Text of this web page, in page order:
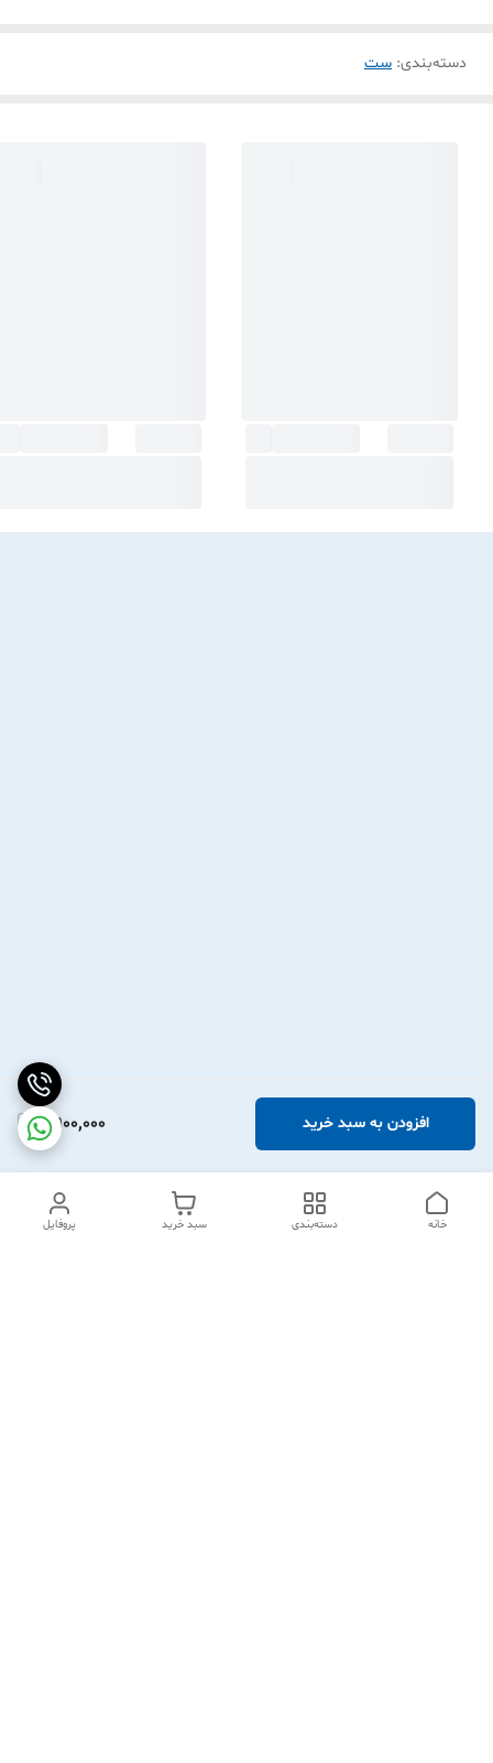
2,900,000 افزودن به سبد خرید
دسته‌بندی: ست
پروفایل سبد خرید دسته‌بندی خانه